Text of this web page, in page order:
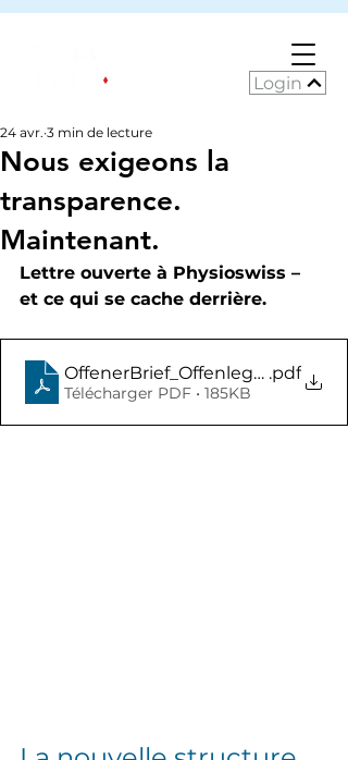
Login
Nous exigeons la
transparence.
Maintenant.
24 avr. 3 min de lecture
Lettre ouverte à Physioswiss –
et ce qui se cache derrière.
OffenerBrief_Offenlegung-.pdf
Télécharger PDF • 185KB